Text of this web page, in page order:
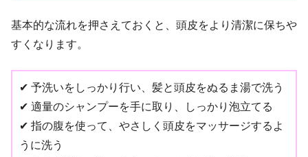
基本的な流れを押さえておくと、頭皮をより清潔に保ちや
すくなります。
✔ 予洗いをしっかり行い、髪と頭皮をぬるま湯で洗う
✔ 適量のシャンプーを手に取り、しっかり泡立てる
✔ 指の腹を使って、やさしく頭皮をマッサージするよ
うに洗う